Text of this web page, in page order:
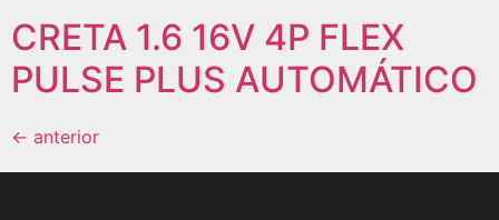
CRETA 1.6 16V 4P FLEX
PULSE PLUS AUTOMÁTICO
← anterior